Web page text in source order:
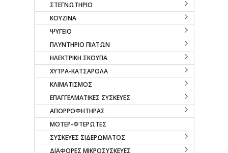
ΣΤΕΓΝΩΤΗΡΙΟ
ΚΟΥΖΙΝΑ
ΨΥΓΕΙΟ
ΠΛΥΝΤΗΡΙΟ ΠΙΑΤΩΝ
ΗΛΕΚΤΡΙΚΗ ΣΚΟΥΠΑ
ΧΥΤΡΑ-ΚΑΤΣΑΡΟΛΑ
ΚΛΙΜΑΤΙΣΜΟΣ
ΕΠΑΓΓΕΛΜΑΤΙΚΕΣ ΣΥΣΚΕΥΕΣ
ΑΠΟΡΡΟΦΗΤΗΡΑΣ
ΜΟΤΕΡ-ΦΤΕΡΩΤΕΣ
ΣΥΣΚΕΥΕΣ ΣΙΔΕΡΩΜΑΤΟΣ
ΔΙΑΦΟΡΕΣ ΜΙΚΡΟΣΥΣΚΕΥΕΣ